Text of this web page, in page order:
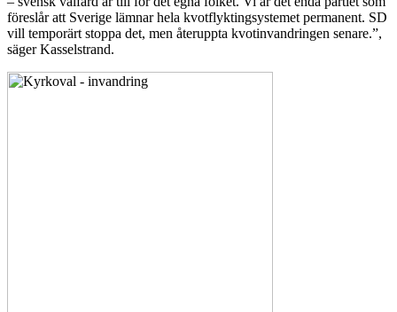
föreslår att Sverige lämnar hela kvotflyktingsystemet permanent. SD
vill temporärt stoppa det, men återuppta kvotinvandringen senare.”,
säger Kasselstrand.